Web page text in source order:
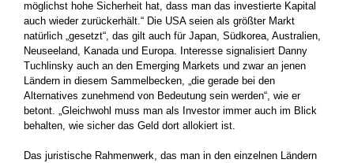
möglichst hohe Sicherheit hat, dass man das investierte Kapital
auch wieder zurückerhält.“ Die USA seien als größter Markt
natürlich „gesetzt“, das gilt auch für Japan, Südkorea, Australien,
Neuseeland, Kanada und Europa. Interesse signalisiert Danny
Tuchlinsky auch an den Emerging Markets und zwar an jenen
Ländern in diesem Sammelbecken, „die gerade bei den
Alternatives zunehmend von Bedeutung sein werden“, wie er
betont. „Gleichwohl muss man als Investor immer auch im Blick
behalten, wie sicher das Geld dort allokiert ist.
Das juristische Rahmenwerk, das man in den einzelnen Ländern